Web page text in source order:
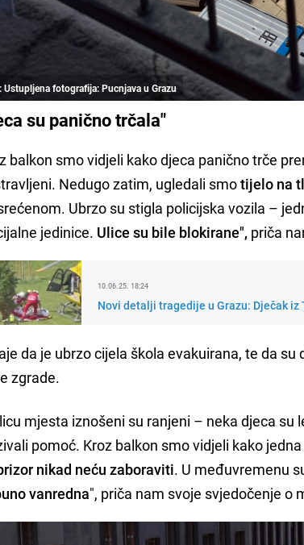
Ustupljena fotografija: Pucnjava u Grazu
su panično trčala"
balkon smo vidjeli kako djeca panično trče
Nedugo zatim, ugledali smotijelo na
Ubrzo su stigla policijska vozila –
jedinice. Ulice su bile blokirane", priča
10.06.25. 18:24
Novi detalji tragedije u Grazu: Dječak
da je ubrzo cijela škola evakuirana, te da
zgrade.
mjesta iznošeni su ranjeni – neka djeca
pomoć. Kroz balkon smo vidjeli kako
nikad neću zaboraviti. U međuvremenu
vanredna", priča nam svoje svjedočenje o